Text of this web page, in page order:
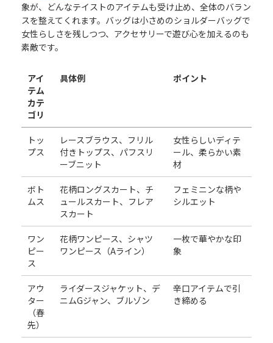
象が、どんなテイストのアイテムも受け止め、全体のバラン
スを整えてくれます。バッグは小さめのショルダーバッグで
女性らしさを残しつつ、アクセサリーで遊び心を加えるのも
素敵です。
アイ
テム
カテ
ゴリ
具体例 ポイント
トッ
プス
レースブラウス、フリル
付きトップス、パフスリ
ーブニット
女性らしいディテ
ール、柔らかい素
材
ボト
ムス
花柄ロングスカート、チ
ュールスカート、フレア
スカート
フェミニンな柄や
シルエット
ワン
ピー
ス
花柄ワンピース、シャツ
ワンピース（Aライン）
一枚で華やかな印
象
アウ
ター
（春
先）
ライダースジャケット、デ
ニムGジャン、ブルゾン
辛口アイテムで引
き締める